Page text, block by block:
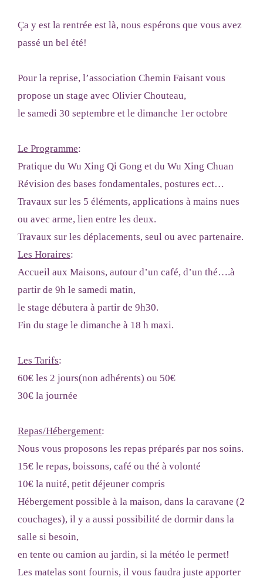
Ça y est la rentrée est là, nous espérons que vous avez
passé un bel été!
Pour la reprise, l’association Chemin Faisant vous
propose un stage avec Olivier Chouteau,
le samedi 30 septembre et le dimanche 1er octobre
Le Programme:
Pratique du Wu Xing Qi Gong et du Wu Xing Chuan
Révision des bases fondamentales, postures ect…
Travaux sur les 5 éléments, applications à mains nues
ou avec arme, lien entre les deux.
Travaux sur les déplacements, seul ou avec partenaire.
Les Horaires:
Accueil aux Maisons, autour d’un café, d’un thé….à
partir de 9h le samedi matin,
le stage débutera à partir de 9h30.
Fin du stage le dimanche à 18 h maxi.
Les Tarifs:
60€ les 2 jours(non adhérents) ou 50€
30€ la journée
Repas/Hébergement:
Nous vous proposons les repas préparés par nos soins.
15€ le repas, boissons, café ou thé à volonté
10€ la nuité, petit déjeuner compris
Hébergement possible à la maison, dans la caravane (2
couchages), il y a aussi possibilité de dormir dans la
salle si besoin,
en tente ou camion au jardin, si la météo le permet!
Les matelas sont fournis, il vous faudra juste apporter